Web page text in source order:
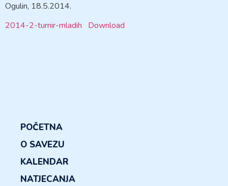
Ogulin, 18.5.2014.
2014-2-turnir-mladih
Download
POČETNA
O SAVEZU
KALENDAR
NATJECANJA